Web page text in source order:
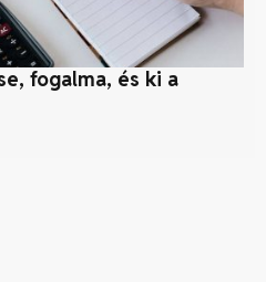
fogalma, és ki a